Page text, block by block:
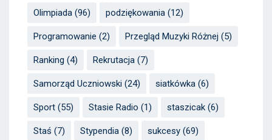
Olimpiada (96) podziękowania (12)
Programowanie (2) Przegląd Muzyki Różnej (5)
Ranking (4) Rekrutacja (7)
Samorząd Uczniowski (24) siatkówka (6)
Sport (55) Stasie Radio (1) staszicak (6)
Staś (7) Stypendia (8) sukcesy (69)